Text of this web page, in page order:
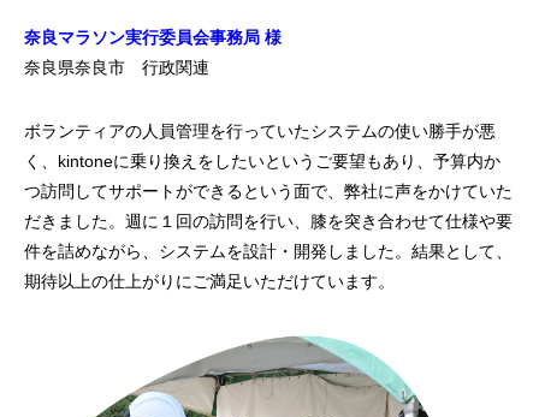
奈良マラソン実行委員会事務局 様
奈良県奈良市 行政関連
ボランティアの人員管理を行っていたシステムの使い勝手が悪
く、kintoneに乗り換えをしたいというご要望もあり、予算内か
つ訪問してサポートができるという面で、弊社に声をかけていた
だきました。週に１回の訪問を行い、膝を突き合わせて仕様や要
件を詰めながら、システムを設計・開発しました。結果として、
期待以上の仕上がりにご満足いただけています。